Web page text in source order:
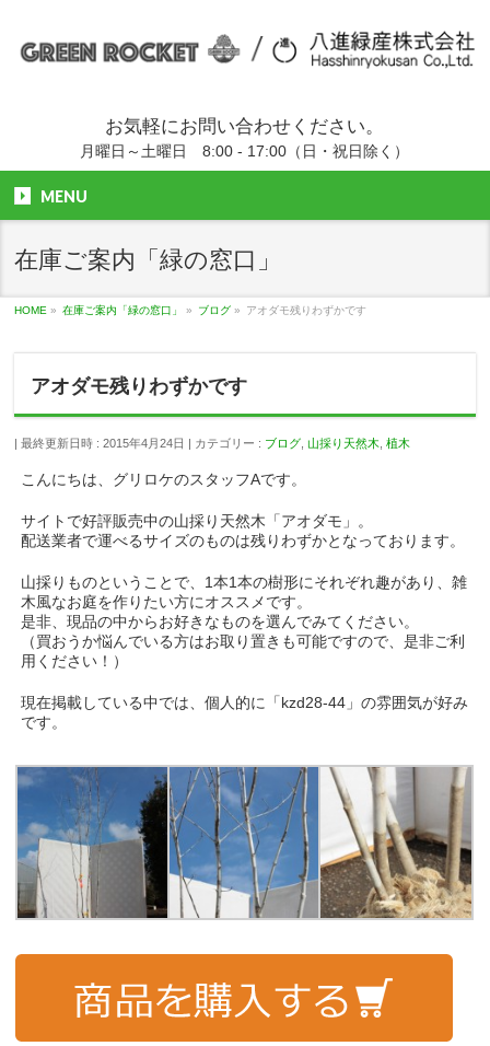
お気軽にお問い合わせください。
月曜日～土曜日 8:00 - 17:00（日・祝日除く）
MENU
在庫ご案内「緑の窓口」
HOME » 在庫ご案内「緑の窓口」 » ブログ » アオダモ残りわずかです
アオダモ残りわずかです
最終更新日時 : 2015年4月24日 カテゴリー : ブログ ,山採り天然木 ,植木
こんにちは、グリロケのスタッフAです。
サイトで好評販売中の山採り天然木「アオダモ」。
配送業者で運べるサイズのものは残りわずかとなっております。
山採りものということで、1本1本の樹形にそれぞれ趣があり、雑
木風なお庭を作りたい方にオススメです。
是非、現品の中からお好きなものを選んでみてください。
（買おうか悩んでいる方はお取り置きも可能ですので、是非ご利
用ください！）
現在掲載している中では、個人的に「kzd28-44」の雰囲気が好み
です。